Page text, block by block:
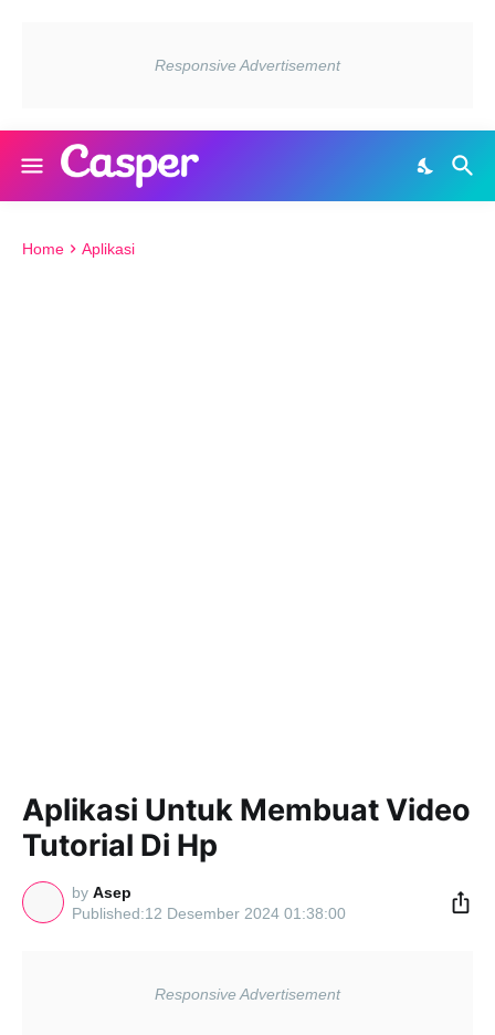
Home Aplikasi
Aplikasi Untuk Membuat Video
Tutorial Di Hp
by Asep
12 Desember 2024 01:38:00